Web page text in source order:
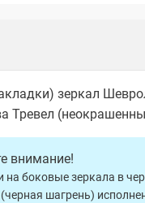
зеркал
Тревел
внимание!
на боковые зеркала в
шагрень)